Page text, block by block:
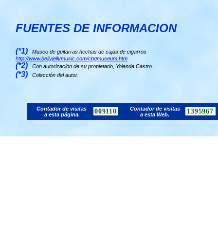
FUENTES DE INFORMACION
(*1) Museo de guitarras hechas de cajas de cigarros
http://www.bellyjellymusic.com/cbgmuseum.htm
(*2) Con autorización de su propietario, Yolanda Castro.
(*3) Colección del autor.
Contador de visitas
a esta página.
009110
Contador de visitas
a esta Web.
1395967